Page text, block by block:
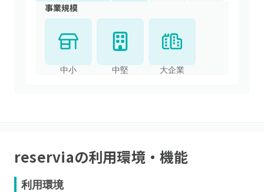
事業規模
中小 中堅 大企業
reserviaの利用環境・機能
利用環境